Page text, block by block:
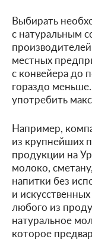
Выбирать
с натуральным
местных
с конвейера до
гораздо
употребить
Например,
из крупнейших
продукции на
молоко,
напитки без
и
любого из
натуральное
которое